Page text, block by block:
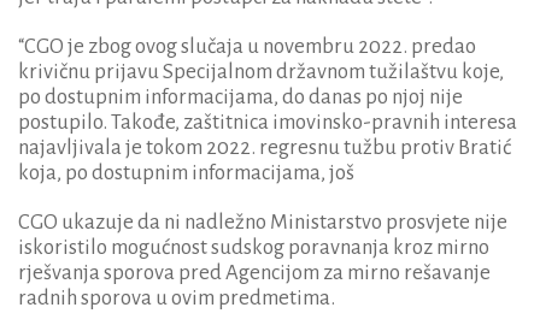
“CGO je zbog ovog slučaja u novembru 2022. predao
krivičnu prijavu Specijalnom državnom tužilaštvu koje,
po dostupnim informacijama, do danas po njoj nije
postupilo. Takođe, zaštitnica imovinsko-pravnih interesa
najavljivala je tokom 2022. regresnu tužbu protiv Bratić
koja, po dostupnim informacijama, još
CGO ukazuje da ni nadležno Ministarstvo prosvjete nije
iskoristilo mogućnost sudskog poravnanja kroz mirno
rješvanja sporova pred Agencijom za mirno rešavanje
radnih sporova u ovim predmetima.